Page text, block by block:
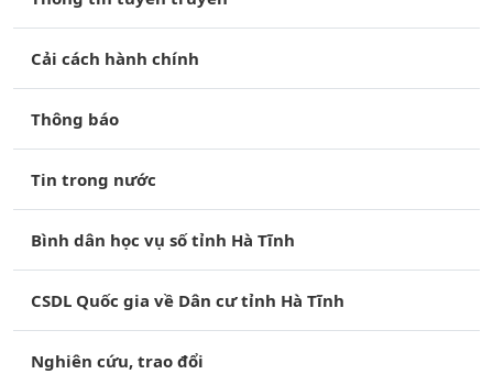
Cải cách hành chính
Thông báo
Tin trong nước
Bình dân học vụ số tỉnh Hà Tĩnh
CSDL Quốc gia về Dân cư tỉnh Hà Tĩnh
Nghiên cứu, trao đổi